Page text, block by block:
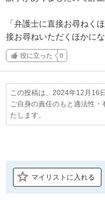
「弁護士に直接お尋ねく
接お尋ねいただくほかに
役に立った 0
この投稿は、2024年12月16
ご自身の責任のもと適法性
たします。
マイリストに入れる